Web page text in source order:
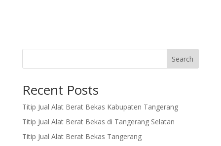
Search
Recent Posts
Titip Jual Alat Berat Bekas Kabupaten Tangerang
Titip Jual Alat Berat Bekas di Tangerang Selatan
Titip Jual Alat Berat Bekas Tangerang